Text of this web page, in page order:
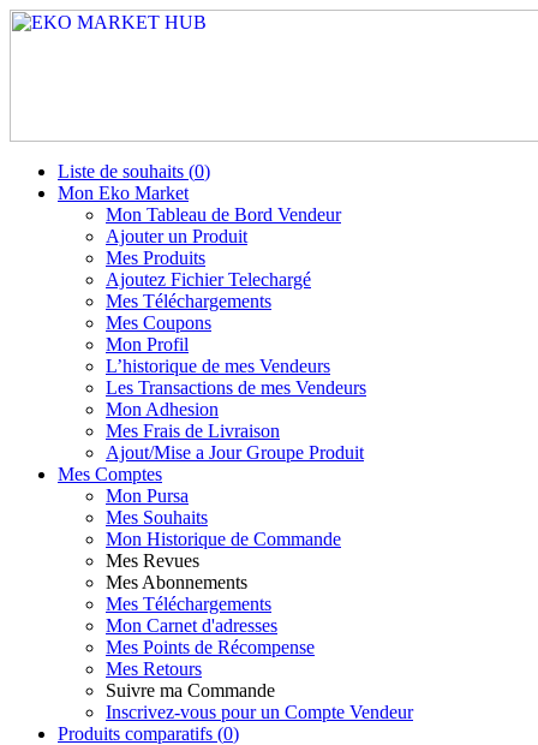
Liste de souhaits (0)
Mon Eko Market
Mon Tableau de Bord Vendeur
Ajouter un Produit
Mes Produits
Ajoutez Fichier Telechargé
Mes Téléchargements
Mes Coupons
Mon Profil
L’historique de mes Vendeurs
Les Transactions de mes Vendeurs
Mon Adhesion
Mes Frais de Livraison
Ajout/Mise a Jour Groupe Produit
Mes Comptes
Mon Pursa
Mes Souhaits
Mon Historique de Commande
Mes Revues
Mes Abonnements
Mes Téléchargements
Mon Carnet d'adresses
Mes Points de Récompense
Mes Retours
Suivre ma Commande
Inscrivez-vous pour un Compte Vendeur
Produits comparatifs (0)